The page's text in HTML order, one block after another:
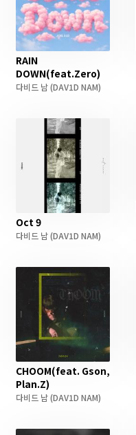
RAIN
DOWN(feat.Zero)
다비드 남(DAV1D NAM)
Oct 9
다비드 남(DAV1D NAM)
CHOOM(feat. Gson,
Plan.Z)
다비드 남(DAV1D NAM)